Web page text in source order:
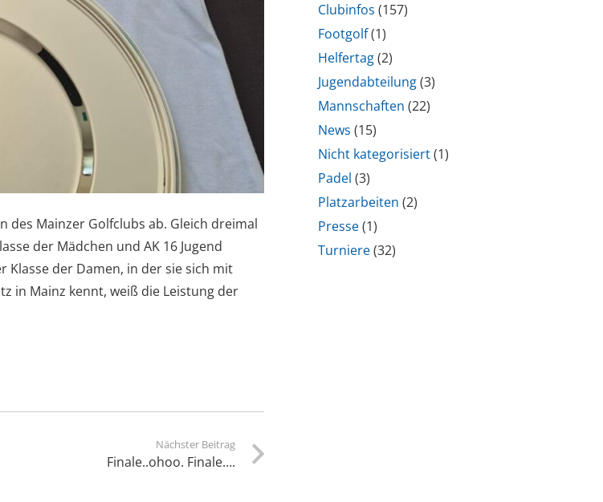
des Mainzer Golfclubs ab. Gleich dreimal
der Mädchen und AK 16 Jugend
Klasse der Damen, in der sie sich mit
in Mainz kennt, weiß die Leistung der
Nächster Beitrag
Finale..ohoo. Finale….
Clubinfos (157)
Footgolf(1)
Helfertag(2)
Jugendabteilung(3)
Mannschaften (22)
News (15)
Nicht kategorisiert(1)
Padel (3)
Platzarbeiten (2)
Presse(1)
Turniere(32)